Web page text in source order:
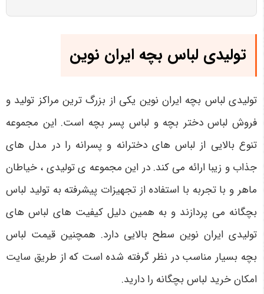
تولیدی لباس بچه ایران نوین
تولیدی لباس بچه ایران نوین یکی از بزرگ ترین مراکز تولید و
فروش لباس دختر بچه و لباس پسر بچه است. این مجموعه
تنوع بالایی از لباس های دخترانه و پسرانه را در مدل های
جذاب و زیبا ارائه می کند. در این مجموعه ی تولیدی ، خیاطان
ماهر و با تجربه با استفاده از تجهیزات پیشرفته به تولید لباس
بچگانه می پردازند و به همین دلیل کیفیت های لباس های
تولیدی ایران نوین سطح بالایی دارد. همچنین قیمت لباس
بچه بسیار مناسب در نظر گرفته شده است که از طریق سایت
امکان خرید لباس بچگانه را دارید.